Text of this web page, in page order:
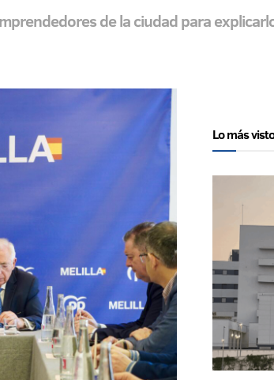
de la ciudad para
Lo más visto